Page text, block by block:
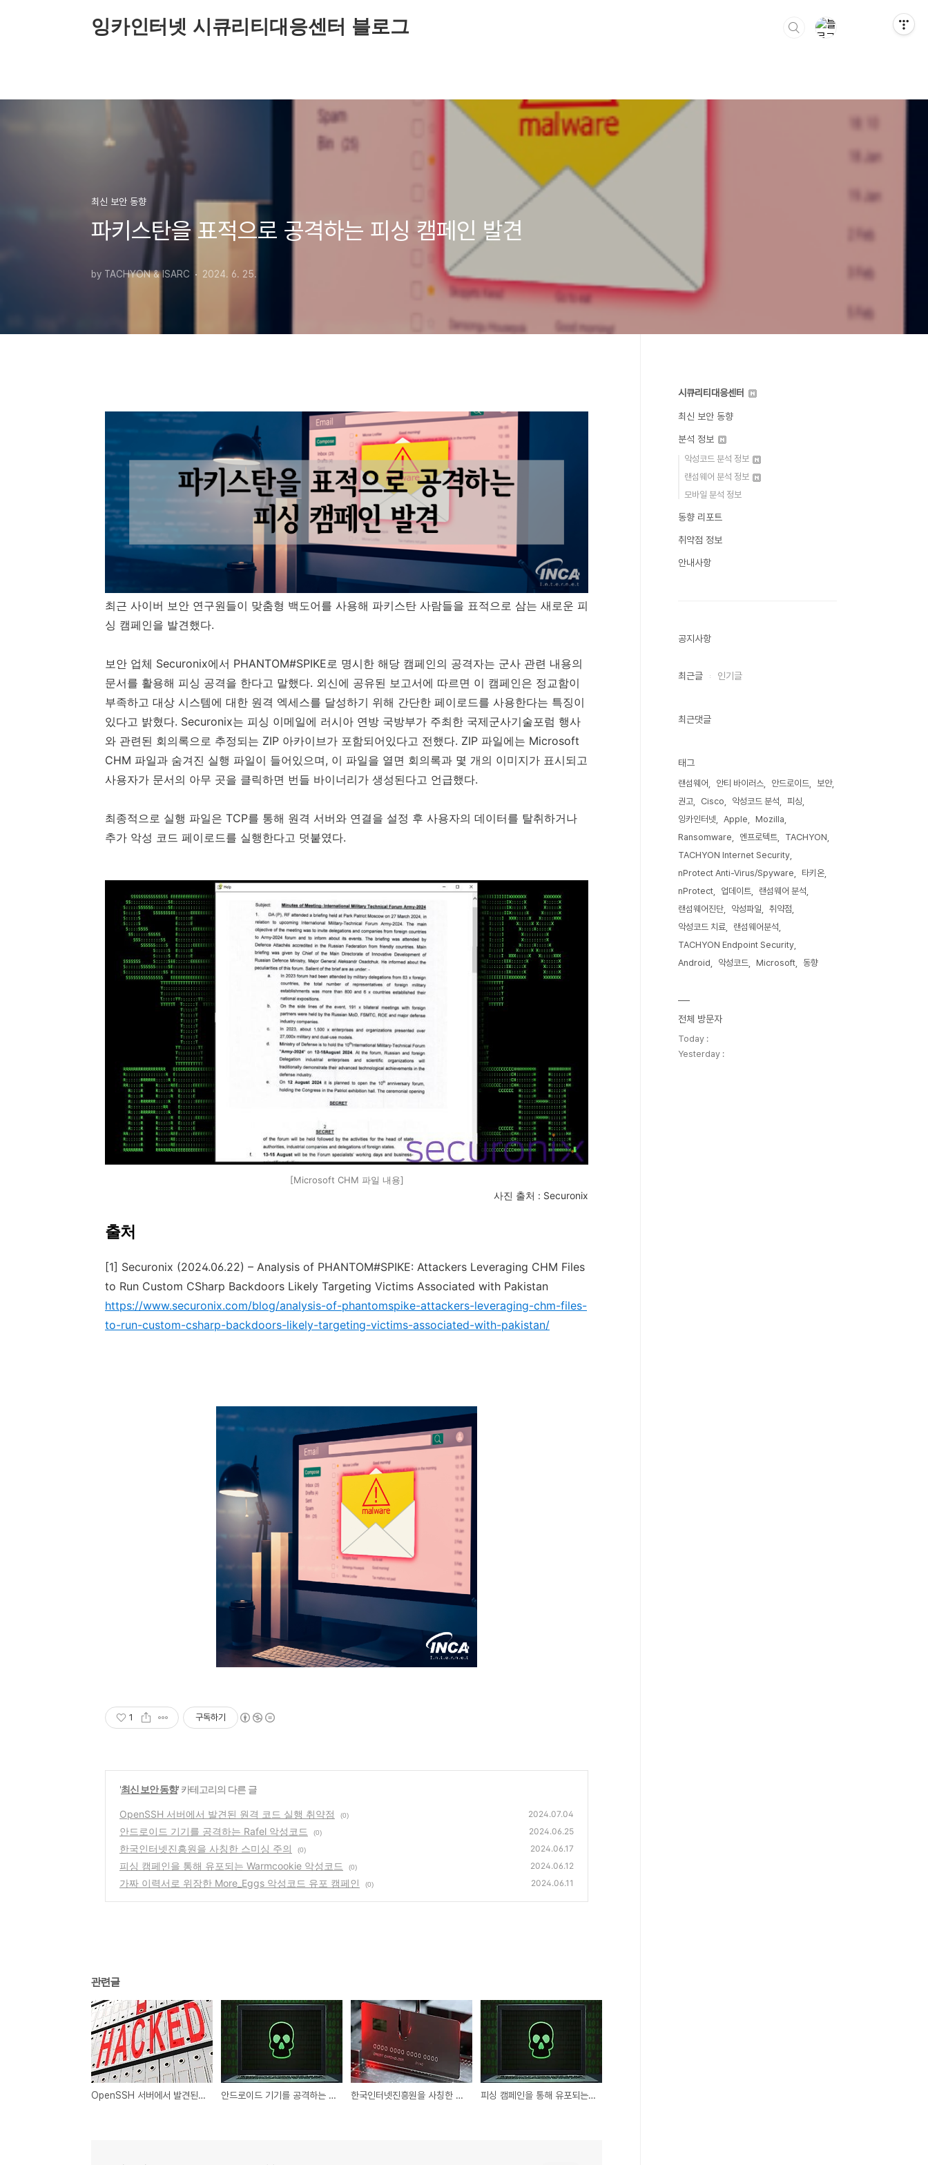
잉카인터넷 시큐리티대응센터 블로그
최신 보안 동향
파키스탄을 표적으로 공격하는 피싱 캠페인 발견
by TACHYON & ISARC 2024. 6. 25.
최근 사이버 보안 연구원들이 맞춤형 백도어를 사용해 파키스탄 사람들을 표적으로 삼는 새로운 피
싱 캠페인을 발견했다.
보안 업체 Securonix에서 PHANTOM#SPIKE 로 명시한 해당 캠페인의 공격자는 군사 관련 내용의
문서를 활용해 피싱 공격을 한다고 말했다. 외신에 공유된 보고서에 따르면 이 캠페인은 정교함이
부족하고 대상 시스템에 대한 원격 엑세스를 달성하기 위해 간단한 페이로드를 사용한다는 특징이
있다고 밝혔다. Securonix는 피싱 이메일에 러시아 연방 국방부가 주최한 국제군사기술포럼 행사
와 관련된 회의록으로 추정되는 ZIP 아카이브가 포함되어있다고 전했다. ZIP 파일에는 Microsoft
CHM 파일과 숨겨진 실행 파일이 들어있으며, 이 파일을 열면 회의록과 몇 개의 이미지가 표시되고
사용자가 문서의 아무 곳을 클릭하면 번들 바이너리가 생성된다고 언급했다.
최종적으로 실행 파일은 TCP를 통해 원격 서버와 연결을 설정 후 사용자의 데이터를 탈취하거나
추가 악성 코드 페이로드를 실행한다고 덧붙였다.
[Microsoft CHM 파일 내용]
사진 출처 : Securonix
출처
[1] Securonix (2024.06.22) – Analysis of PHANTOM#SPIKE: Attackers Leveraging CHM Files
to Run Custom CSharp Backdoors Likely Targeting Victims Associated with Pakistan
https://www.securonix.com/blog/analysis-of-phantomspike-attackers-leveraging-chm-files-
to-run-custom-csharp-backdoors-likely-targeting-victims-associated-with-pakistan/
1 구독하기
'최신 보안 동향' 카테고리의 다른 글
OpenSSH 서버에서 발견된 원격 코드 실행 취약점 (0) 2024.07.04
안드로이드 기기를 공격하는 Rafel 악성코드 (0) 2024.06.25
한국인터넷진흥원을 사칭한 스미싱 주의 (0) 2024.06.17
피싱 캠페인을 통해 유포되는 Warmcookie 악성코드 (0) 2024.06.12
가짜 이력서로 위장한 More_Eggs 악성코드 유포 캠페인 (0) 2024.06.11
관련글
OpenSSH 서버에서 발견된 원격 코드 실행 취약점 안드로이드 기기를 공격하는 Rafel 악성코드 한국인터넷진흥원을 사칭한 스미싱 주의 피싱 캠페인을 통해 유포되는 Warmcookie 악성코드
시큐리티대응센터
최신 보안 동향
분석 정보
악성코드 분석 정보
랜섬웨어 분석 정보
모바일 분석 정보
동향 리포트
취약점 정보
안내사항
공지사항
최근글 인기글
최근댓글
태그
랜섬웨어 안티 바이러스 안드로이드
보안
권고
Cisco 악성코드 분석
피싱
잉카인터넷
Apple
Mozilla
Ransomware
엔프로텍트
TACHYON
TACHYON Internet Security
nProtect Anti-Virus/Spyware
타키온
nProtect
업데이트
랜섬웨어 분석
랜섬웨어진단
악성파일
취약점
악성코드 치료
랜섬웨어분석
TACHYON Endpoint Security
Android
악성코드 Microsoft 동향
전체 방문자
Today :
Yesterday :